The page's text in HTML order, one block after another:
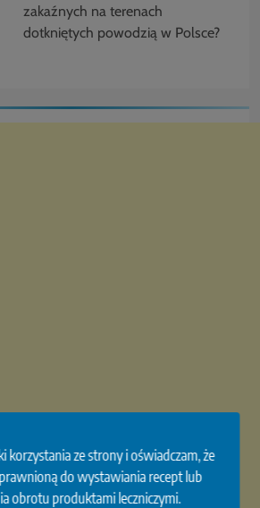
korzystania ze strony i oświadczam, że
do wystawiania recept lub
obrotu produktami leczniczymi.
zakaźnych na terenach
dotkniętych powodzią w Polsce?